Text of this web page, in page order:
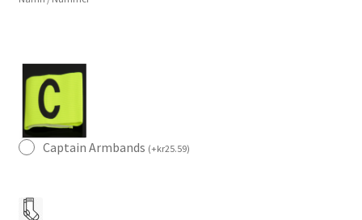
Captain Armbands (+kr25.59)